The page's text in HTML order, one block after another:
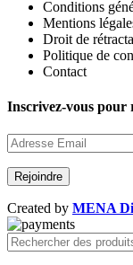
Conditions
Mentions
Droit de
Politique de
Contact
Inscrivez-vous pour
Created by MENA